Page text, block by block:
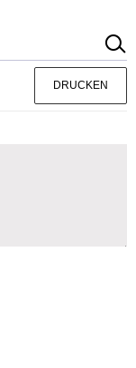
DRUCKEN